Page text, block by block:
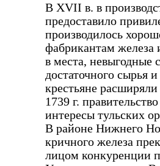
В XVII в. в
предоставило
производилось
фабрикантам железа
в места, невыгодные
достаточного сырья
крестьяне
1739 г.
интересы тульских
В районе Нижнего
кричного железа
лицом конкуренции